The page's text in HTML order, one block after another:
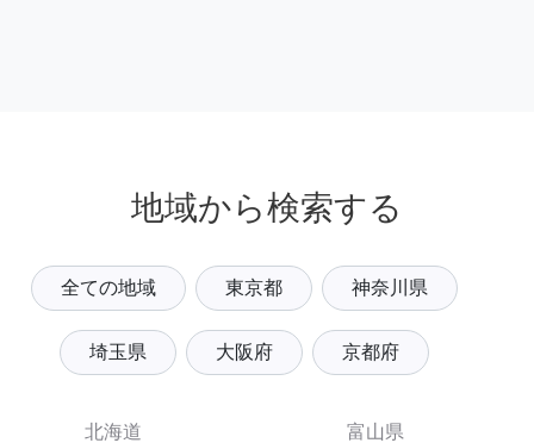
地域から検索する
全ての地域 東京都 神奈川県
埼玉県 大阪府 京都府
北海道
富山県